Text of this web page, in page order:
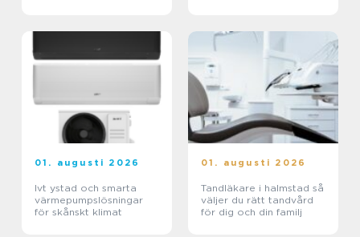
01. augusti 2026
Ivt ystad och smarta
värmepumpslösningar
för skånskt klimat
01. augusti 2026
Tandläkare i halmstad så
väljer du rätt tandvård
för dig och din familj